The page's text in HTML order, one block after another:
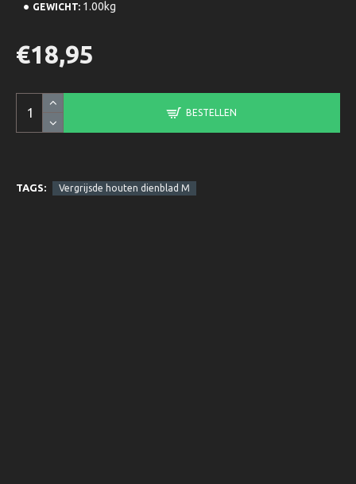
GEWICHT: 1.00kg
€18,95
BESTELLEN
TAGS: Vergrijsde houten dienblad M